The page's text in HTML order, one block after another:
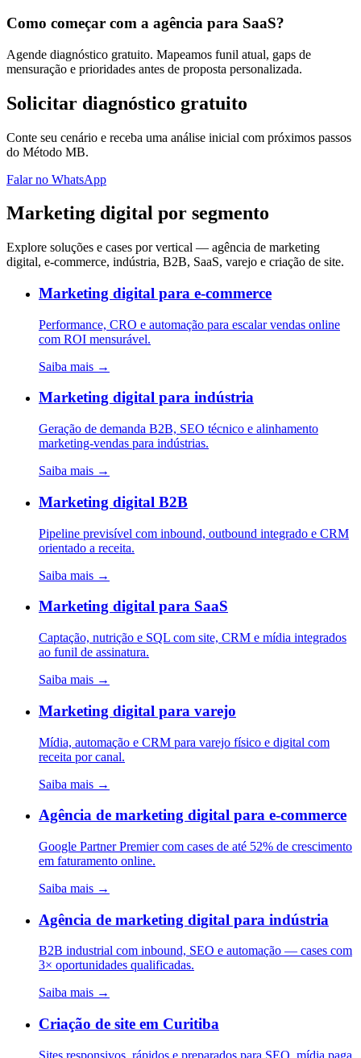
Como começar com a agência para SaaS?
Agende diagnóstico gratuito. Mapeamos funil atual, gaps de
mensuração e prioridades antes de proposta personalizada.
Solicitar diagnóstico gratuito
Conte seu cenário e receba uma análise inicial com próximos passos
do Método MB.
Falar no WhatsApp
Marketing digital por segmento
Explore soluções e cases por vertical — agência de marketing
digital, e-commerce, indústria, B2B, SaaS, varejo e criação de site.
Marketing digital para e-commerce
Performance, CRO e automação para escalar vendas online
com ROI mensurável.
Saiba mais →
Marketing digital para indústria
Geração de demanda B2B, SEO técnico e alinhamento
marketing-vendas para indústrias.
Saiba mais →
Marketing digital B2B
Pipeline previsível com inbound, outbound integrado e CRM
orientado a receita.
Saiba mais →
Marketing digital para SaaS
Captação, nutrição e SQL com site, CRM e mídia integrados
ao funil de assinatura.
Saiba mais →
Marketing digital para varejo
Mídia, automação e CRM para varejo físico e digital com
receita por canal.
Saiba mais →
Agência de marketing digital para e-commerce
Google Partner Premier com cases de até 52% de crescimento
em faturamento online.
Saiba mais →
Agência de marketing digital para indústria
B2B industrial com inbound, SEO e automação — cases com
3× oportunidades qualificadas.
Saiba mais →
Criação de site em Curitiba
Sites responsivos, rápidos e preparados para SEO, mídia paga